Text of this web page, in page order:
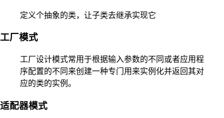
定义个抽象的类，让子类去继承实现它
工厂模式
工厂设计模式常用于根据输入参数的不同或者应用程
序配置的不同来创建一种专门用来实例化并返回其对
应的类的实例。
适配器模式